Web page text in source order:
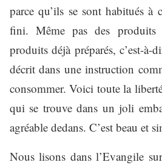
parce qu’ils se sont habitués à
fini. Même pas des produits
produits déjà préparés, c’est-à-
décrit dans une instruction
consommer. Voici toute la
qui se trouve dans un joli
agréable dedans. C’est beau et
Nous lisons dans l’Evangile